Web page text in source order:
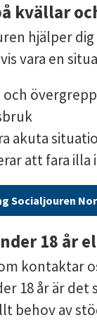
kvällar
hjälper
vara en
och övergrepp
akuta
att fara illa
Socialjouren
18 år
kontaktar
18 år är
behov av